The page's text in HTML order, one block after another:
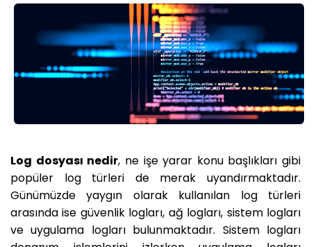
Log dosyası nedir, ne işe yarar konu başlıkları gibi
popüler log türleri de merak uyandırmaktadır.
Günümüzde yaygın olarak kullanılan log türleri
arasında ise güvenlik logları, ağ logları, sistem logları
ve uygulama logları bulunmaktadır. Sistem logları